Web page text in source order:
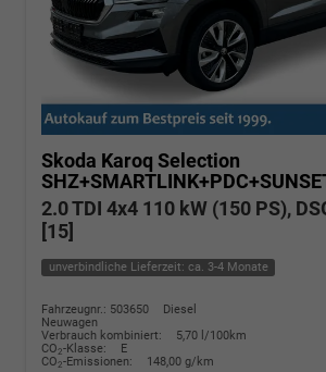
Skoda Karoq Selection
2.0 TDI 4x4 110 kW (150 PS),
[15]
unverbindliche Lieferzeit: ca. 3-4 Monate
Fahrzeugnr.: 503650
Diesel
Neuwagen
Verbrauch kombiniert:
5,70 l/100km
CO2-Klasse:
E
CO2-Emissionen: 148,00 g/km